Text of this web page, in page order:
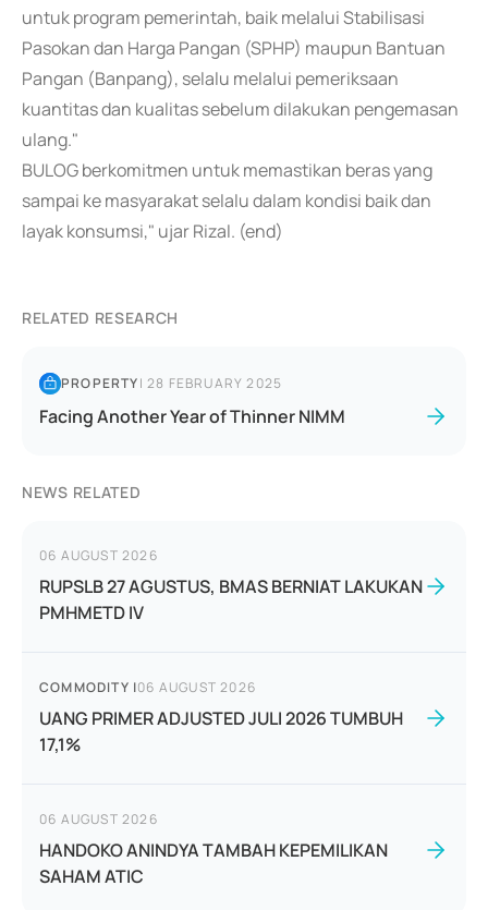
untuk program pemerintah, baik melalui Stabilisasi
Pasokan dan Harga Pangan (SPHP) maupun Bantuan
Pangan (Banpang), selalu melalui pemeriksaan
kuantitas dan kualitas sebelum dilakukan pengemasan
ulang."
BULOG berkomitmen untuk memastikan beras yang
sampai ke masyarakat selalu dalam kondisi baik dan
layak konsumsi," ujar Rizal. (end)
RELATED RESEARCH
PROPERTY|28 FEBRUARY 2025
Facing Another Year of Thinner NIMM
NEWS RELATED
06 AUGUST 2026
RUPSLB 27 AGUSTUS, BMAS BERNIAT LAKUKAN
PMHMETD IV
COMMODITY |06 AUGUST 2026
UANG PRIMER ADJUSTED JULI 2026 TUMBUH
17,1%
06 AUGUST 2026
HANDOKO ANINDYA TAMBAH KEPEMILIKAN
SAHAM ATIC